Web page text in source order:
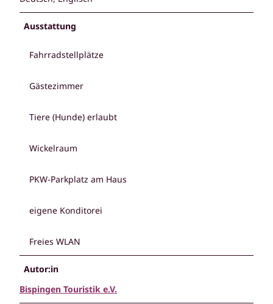
Ausstattung
Fahrradstellplätze
Gästezimmer
Tiere (Hunde) erlaubt
Wickelraum
PKW-Parkplatz am Haus
eigene Konditorei
Freies WLAN
Autor:in
Bispingen Touristik e.V.